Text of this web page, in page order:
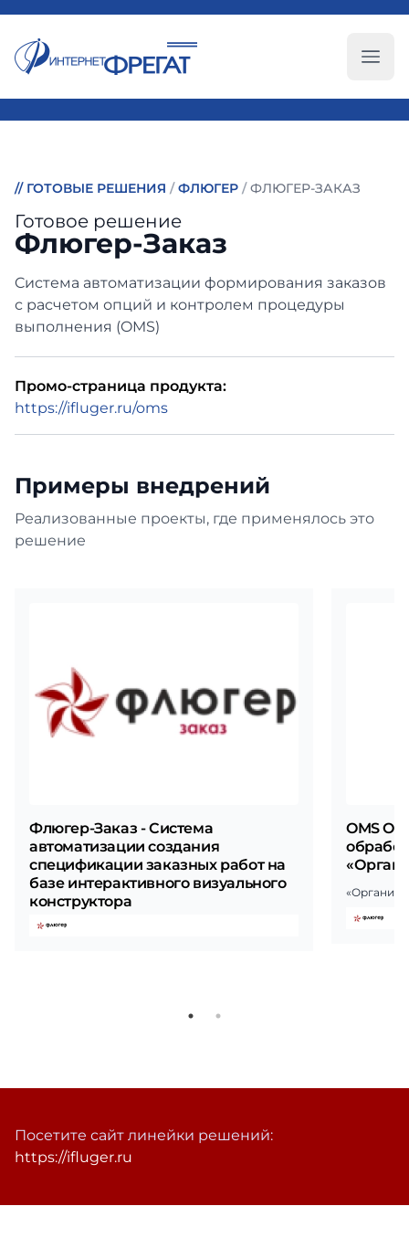
// ГОТОВЫЕ РЕШЕНИЯ / ФЛЮГЕР / ФЛЮГЕР-ЗАКАЗ
Готовое решение
Флюгер-Заказ
Cистема автоматизации формирования заказов
с расчетом опций и контролем процедуры
выполнения (OMS)
Промо-страница продукта:
https://ifluger.ru/oms
Примеры внедрений
Реализованные проекты, где применялось это
решение
Флюгер-Заказ - Система
автоматизации создания
спецификации заказных работ на
базе интерактивного визуального
конструктора
OMS
Посетите сайт линейки решений:
https://ifluger.ru